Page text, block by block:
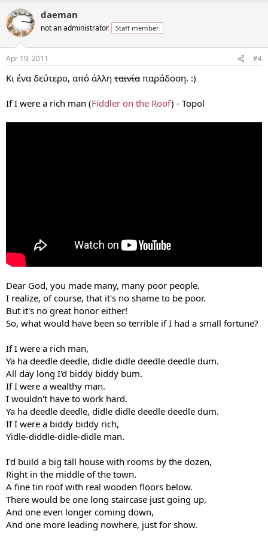
daeman
not an administrator Staff member
Apr 19, 2011 #4
Κι ένα δεύτερο, από άλλη ταινία παράδοση. :)
If I were a rich man (Fiddler on the Roof) - Topol
Dear God, you made many, many poor people.
I realize, of course, that it's no shame to be poor.
But it's no great honor either!
So, what would have been so terrible if I had a small fortune?
If I were a rich man,
Ya ha deedle deedle, didle didle deedle deedle dum.
All day long I'd biddy biddy bum.
If I were a wealthy man.
I wouldn't have to work hard.
Ya ha deedle deedle, didle didle deedle deedle dum.
If I were a biddy biddy rich,
Yidle-diddle-didle-didle man.
I'd build a big tall house with rooms by the dozen,
Right in the middle of the town.
A fine tin roof with real wooden floors below.
There would be one long staircase just going up,
And one even longer coming down,
And one more leading nowhere, just for show.